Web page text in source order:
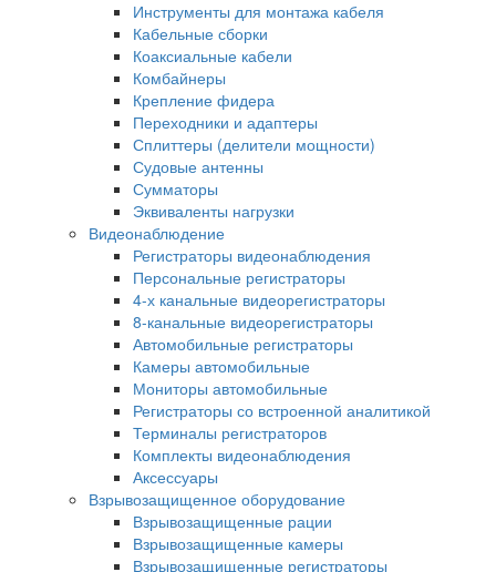
Инструменты для монтажа кабеля
Кабельные сборки
Коаксиальные кабели
Комбайнеры
Крепление фидера
Переходники и адаптеры
Сплиттеры (делители мощности)
Судовые антенны
Сумматоры
Эквиваленты нагрузки
Видеонаблюдение
Регистраторы видеонаблюдения
Персональные регистраторы
4-х канальные видеорегистраторы
8-канальные видеорегистраторы
Автомобильные регистраторы
Камеры автомобильные
Мониторы автомобильные
Регистраторы со встроенной аналитикой
Терминалы регистраторов
Комплекты видеонаблюдения
Аксессуары
Взрывозащищенное оборудование
Взрывозащищенные рации
Взрывозащищенные камеры
Взрывозащищенные регистраторы